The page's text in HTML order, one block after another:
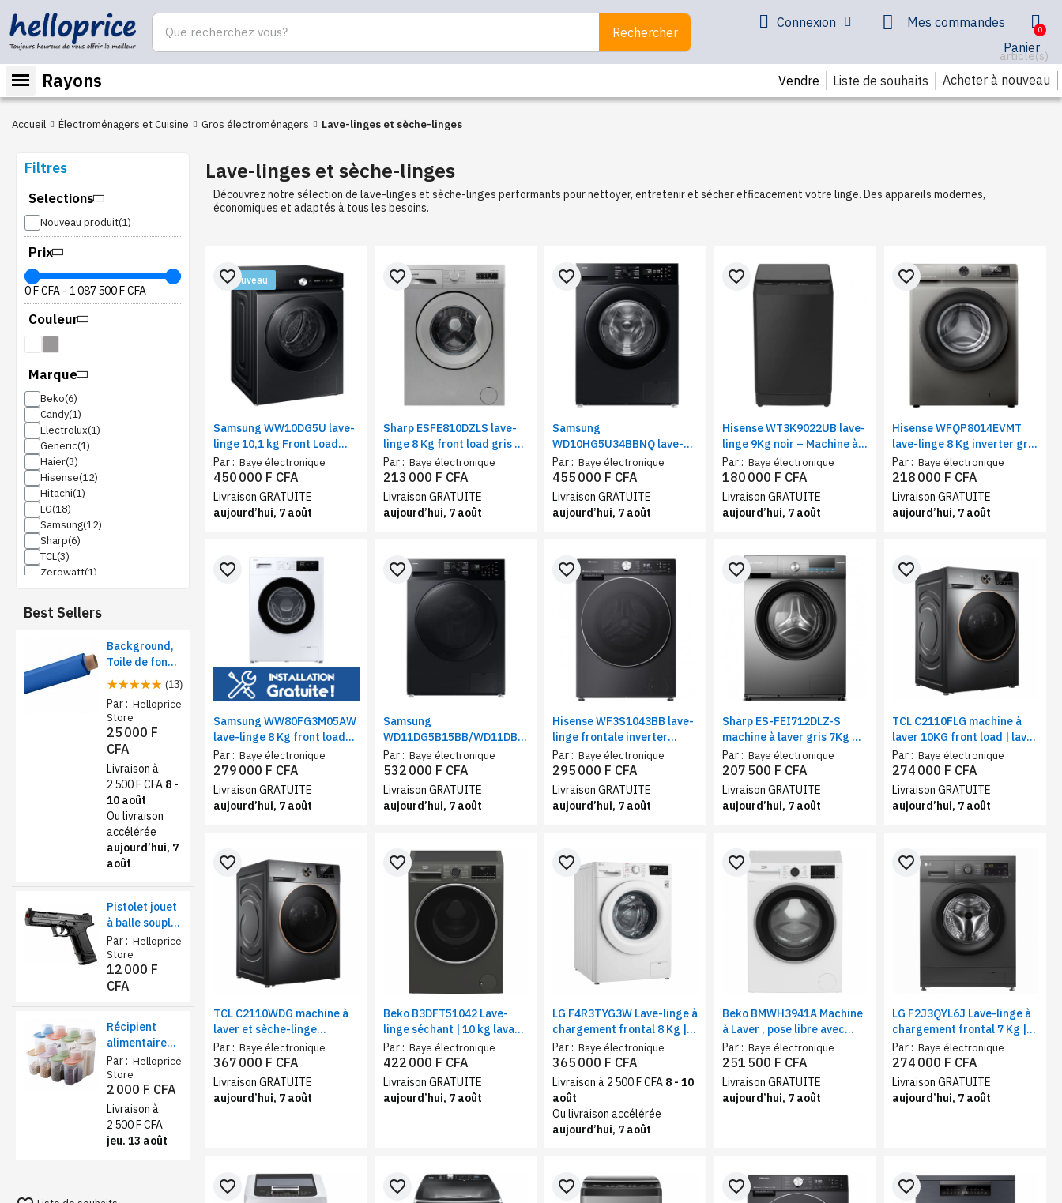
Rechercher
Connexion
Mes commandes
Panier
article(s)
Rayons Vendre Liste de souhaits Acheter à nouveau
Accueil Électroménagers et Cuisine Gros électroménagers Lave-linges et sèche-linges
Filtres
Selections
Nouveau produit
Prix
0 F CFA - 1 087 500 F CFA
Couleur
Marque
Beko
Candy
Electrolux
Generic
Haier
Hisense
Hitachi
LG
Samsung
Sharp
TCL
Zerowatt
Best Sellers
Background,
Toile de fond
papier pour
studio photo -
Rose foncé
(13)
Par : Helloprice
Store
25 000 F
CFA
Livraison à
2 500 F CFA 8 -
10 août
Ou livraison
accélérée
aujourd’hui, 7
août
Pistolet jouet
à balle souple
sécurisé –
Éjection de
coquilles et
chargeur
Par : Helloprice
Store
12 000 F
CFA
Récipient
alimentaire
de stockage
1,9L – farine,
sucre et thé
Par : Helloprice
Store
2 000 F CFA
Livraison à
2 500 F CFA
jeu. 13 août
Lave-linges et sèche-linges
Découvrez notre sélection de lave-linges et sèche-linges performants pour nettoyer, entretenir et sécher efficacement votre linge. Des appareils modernes,
économiques et adaptés à tous les besoins.
Nouveau
Samsung WW10DG5U lave-
linge 10,1 kg Front Load
noir – Machine à Laver
chargement frontal, Wi-Fi
AI Ecobubble
Par : Baye électronique
favorite_border
450 000 F CFA
Livraison GRATUITE
aujourd’hui, 7 août
Sharp ESFE810DZLS lave-
linge 8 Kg front load gris –
Machine à laver 1000 tr/min
A++ lavage rapide verrou
enfant
Par : Baye électronique
favorite_border
213 000 F CFA
Livraison GRATUITE
aujourd’hui, 7 août
Samsung
WD10HG5U34BBNQ lave-
linge séchant 10Kg/6Kg |
Machine à laver séchante AI
Ecobubble 1400 Tr/Min WiFi
SmartThings noir
Par : Baye électronique
favorite_border
455 000 F CFA
Livraison GRATUITE
aujourd’hui, 7 août
Hisense WT3K9022UB lave-
linge 9Kg noir – Machine à
laver chargement supérieur
Par : Baye électronique
favorite_border
180 000 F CFA
Livraison GRATUITE
aujourd’hui, 7 août
Hisense WFQP8014EVMT
lave-linge 8 Kg inverter gris
– Machine à laver frontal,15
programmes, 1400 Tr/min,
Vapeur, Classe A+++
Par : Baye électronique
favorite_border
218 000 F CFA
Livraison GRATUITE
aujourd’hui, 7 août
Samsung WW80FG3M05AW
lave-linge 8 Kg front load
1400 tr/min | Machine à
laver classe A moteur
inverter avec programme
vapeur
Par : Baye électronique
favorite_border
279 000 F CFA
Livraison GRATUITE
aujourd’hui, 7 août
Samsung
WD11DG5B15BB/WD11DB7B85GB,
lave-linge 11Kg, sèche-
linge 6Kg |Classe D, WiFi,
smartThings connecté
Par : Baye électronique
favorite_border
532 000 F CFA
Livraison GRATUITE
aujourd’hui, 7 août
Hisense WF3S1043BB lave-
linge frontale inverter
10.5KG | Machine à Laver
grande Capacité 1400
tr/min
Par : Baye électronique
favorite_border
295 000 F CFA
Livraison GRATUITE
aujourd’hui, 7 août
Sharp ES-FEI712DLZ-S
machine à laver gris 7Kg –
lave-linge performant,
économique et pratique
Par : Baye électronique
favorite_border
207 500 F CFA
Livraison GRATUITE
aujourd’hui, 7 août
TCL C2110FLG machine à
laver 10KG front load | lave-
linge moteur digital
inverter et tambour nid
d’abeille
Par : Baye électronique
favorite_border
274 000 F CFA
Livraison GRATUITE
aujourd’hui, 7 août
TCL C2110WDG machine à
laver et sèche-linge
11KG/7KG inverter gris –
lave-linge séchant grande
capacité, économie
d’énergie
Par : Baye électronique
favorite_border
367 000 F CFA
Livraison GRATUITE
aujourd’hui, 7 août
Beko B3DFT51042 Lave-
linge séchant | 10 kg lavage
/ 7 kg séchage | Moteur
Inverter
Par : Baye électronique
favorite_border
422 000 F CFA
Livraison GRATUITE
aujourd’hui, 7 août
LG F4R3TYG3W Lave-linge à
chargement frontal 8 Kg |
Technologie AI DD | Moteur
inverter
Par : Baye électronique
favorite_border
365 000 F CFA
Livraison à 2 500 F CFA 8 - 10
août
Ou livraison accélérée
aujourd’hui, 7 août
Beko BMWH3941A Machine
à Laver , pose libre avec
sécurité antidébordement |
Capacité 9kg | Classe B
Par : Baye électronique
favorite_border
251 500 F CFA
Livraison GRATUITE
aujourd’hui, 7 août
LG F2J3QYL6J Lave-linge à
chargement frontal 7 Kg |
Moteur Inverter Direct
Drive™
Par : Baye électronique
favorite_border
274 000 F CFA
Livraison GRATUITE
aujourd’hui, 7 août
favorite_border favorite_border favorite_border favorite_border favorite_border